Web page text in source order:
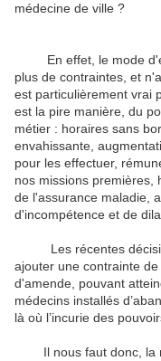
médecine de ville ?
En effet, le mode
plus de contraintes, et
est particulièrement vrai
est la pire manière, du
métier : horaires sans
envahissante,
pour les effectuer,
nos missions premières,
de l'assurance maladie,
d'incompétence et de
Les récentes
ajouter une contrainte
d'amende, pouvant
médecins installés
là où l’incurie des
Il nous faut donc, la